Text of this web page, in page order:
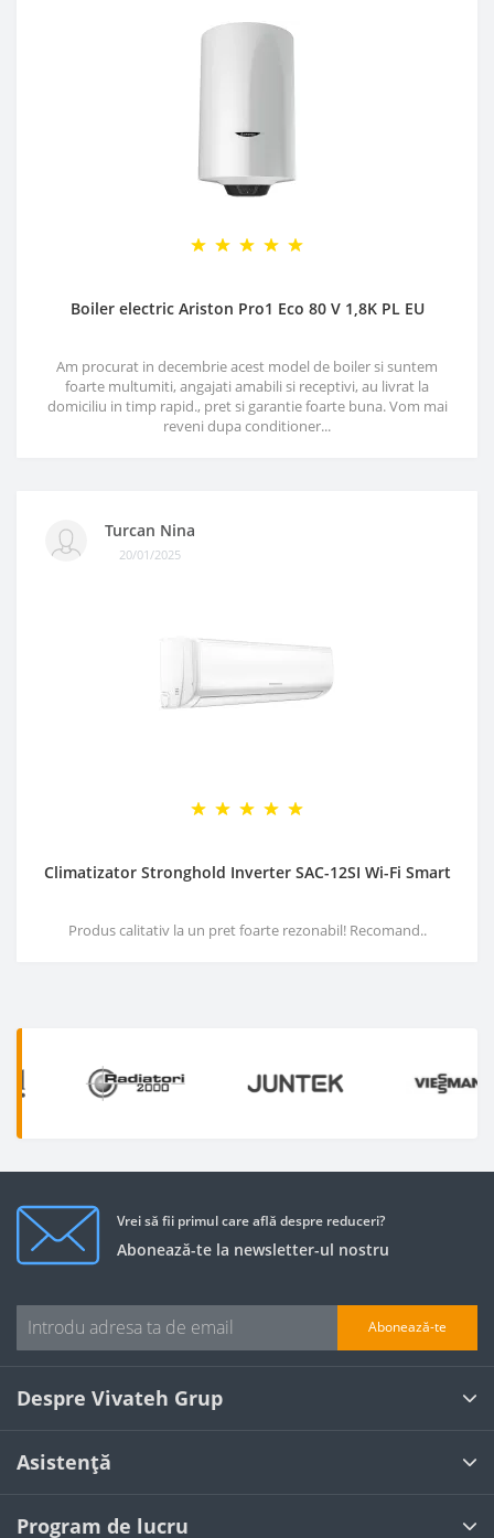
Boiler electric Ariston Pro1 Eco 80 V 1,8K PL EU
Am procurat in decembrie acest model de boiler si suntem
foarte multumiti, angajati amabili si receptivi, au livrat la
domiciliu in timp rapid., pret si garantie foarte buna. Vom mai
reveni dupa conditioner...
Turcan Nina
20/01/2025
Climatizator Stronghold Inverter SAC-12SI Wi-Fi Smart
Produs calitativ la un pret foarte rezonabil! Recomand..
Vrei să fii primul care află despre reduceri?
Abonează-te la newsletter-ul nostru
Abonează-te
Despre Vivateh Grup
Asistență
Program de lucru